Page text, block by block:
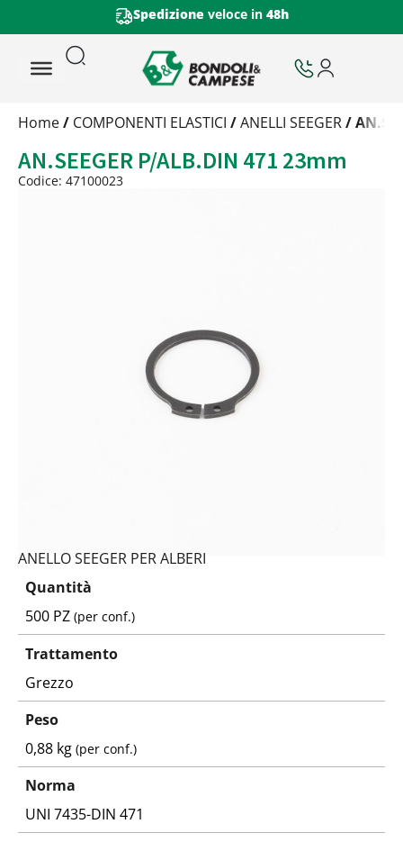
Spedizione veloce in 48h
Trattamento
Peso
Quantità
Home/ COMPONENTI ELASTICI /ANELLI SEEGER/
AN.SEEGER P/ALB.DIN 471 23mm
Codice: 47100023
ANELLO SEEGER PER ALBERI
Quantità
500 PZ(per conf.)
Trattamento
Grezzo
Peso
0,88 kg(per conf.)
Norma
UNI 7435-DIN 471